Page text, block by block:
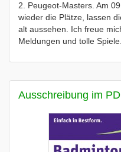
2. Peugeot-Masters. Am
wieder die Plätze, lassen
alt aussehen. Ich freue
Meldungen und tolle
Ausschreibung im